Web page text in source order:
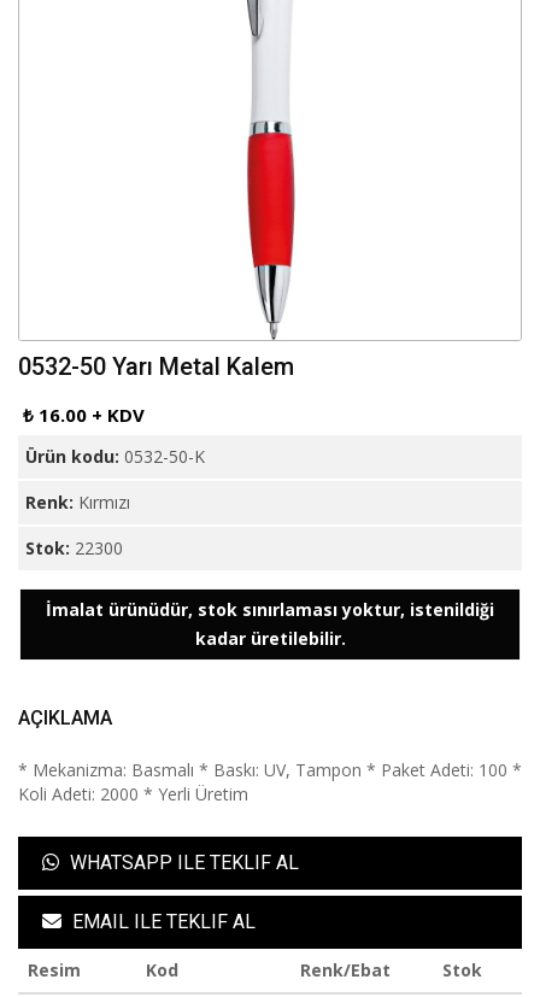
0532-50 Yarı Metal Kalem
₺ 16.00 + KDV
Ürün kodu: 0532-50-K
Renk: Kırmızı
Stok: 22300
İmalat ürünüdür, stok sınırlaması yoktur, istenildiği
kadar üretilebilir.
AÇIKLAMA
* Mekanizma: Basmalı * Baskı: UV, Tampon * Paket Adeti: 100 *
Koli Adeti: 2000 * Yerli Üretim
WHATSAPP ILE TEKLIF AL
EMAIL ILE TEKLIF AL
Resim Kod Renk/Ebat
Stok